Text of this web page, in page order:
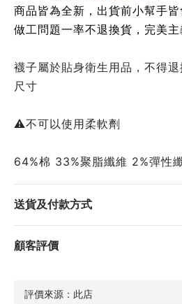
商品皆為全新，出貨前小幫手皆
做工問題一率不退換貨，完美主
襪子屬於貼身衛生用品，不得
尺寸
⚠️不可以使用柔軟劑
64%棉 33%聚脂纖維 2%彈性
送貨及付款方式
顧客評價